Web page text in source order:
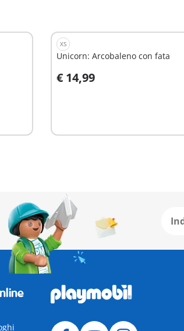
XS
Unicorn: Arcobaleno con fata
€ 14,99
Aggiungi al carrello